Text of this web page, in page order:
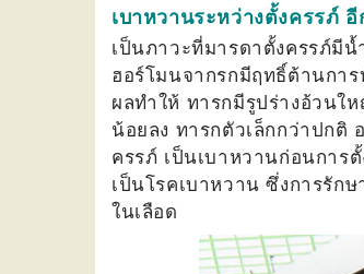
เบาหวานระหว่างตั้งครรภ์
เป็นภาวะที่มารดาตั้งครรภ์มี
ฮอร์โมนจากรกมีฤทธิ์ต้านกา
ผลทำให้ ทารกมีรูปร่างอ้วนใ
น้อยลง ทารกตัวเล็กกว่าปกติ
ครรภ์ เป็นเบาหวานก่อนกา
เป็นโรคเบาหวาน ซึ่งการรั
ในเลือด